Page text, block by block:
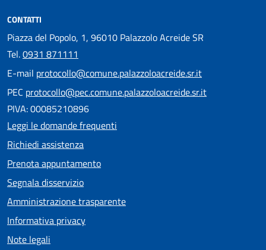
CONTATTI
Piazza del Popolo, 1, 96010 Palazzolo Acreide SR
Tel.0931 871111
E-mail protocollo@comune.palazzoloacreide.sr.it
PEC protocollo@pec.comune.palazzoloacreide.sr.it
PIVA: 00085210896
Leggi le domande frequenti
Richiedi assistenza
Prenota appuntamento
Segnala disservizio
Amministrazione trasparente
Informativa privacy
Note legali